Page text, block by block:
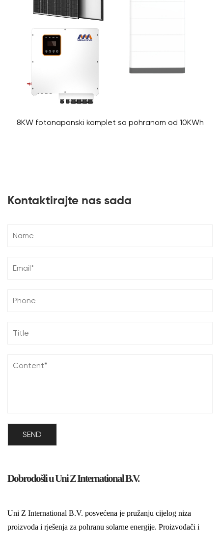
8KW fotonaponski komplet sa pohranom od 10KWh
Kontaktirajte nas sada
Dobrodošli u Uni Z International B.V.
Uni Z International B.V. posvećena je pružanju cijelog niza
proizvoda i rješenja za pohranu solarne energije. Proizvođači i